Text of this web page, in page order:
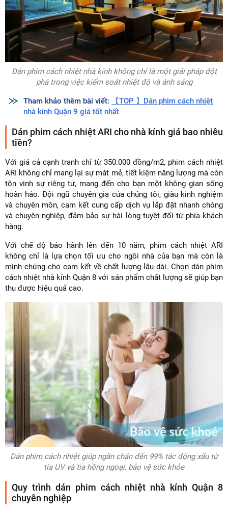
Dán phim cách nhiệt nhà kính không chỉ là một giải pháp đột
phá trong việc kiểm soát nhiệt độ và ánh sáng
Tham khảo thêm bài viết:
【TOP 】Dán phim cách nhiệt
nhà kính Quận 9 giá tốt nhất
Dán phim cách nhiệt ARI cho nhà kính giá bao nhiêu
tiền?
Với giá cả cạnh tranh chỉ từ 350.000 đồng/m2, phim cách nhiệt
ARI không chỉ mang lại sự mát mẻ, tiết kiệm năng lượng mà còn
tôn vinh sự riêng tư, mang đến cho bạn một không gian sống
hoàn hảo. Đội ngũ chuyên gia của chúng tôi, giàu kinh nghiệm
và chuyên môn, cam kết cung cấp dịch vụ lắp đặt nhanh chóng
và chuyên nghiệp, đảm bảo sự hài lòng tuyệt đối từ phía khách
hàng.
Với chế độ bảo hành lên đến 10 năm, phim cách nhiệt ARI
không chỉ là lựa chọn tối ưu cho ngôi nhà của bạn mà còn là
minh chứng cho cam kết về chất lượng lâu dài. Chọn dán phim
cách nhiệt nhà kính Quận 8 với sản phẩm chất lượng sẽ giúp bạn
thu được hiệu quả cao.
Dán phim cách nhiệt giúp ngăn chặn đến 99% tác động xấu từ
tia UV và tia hồng ngoại, bảo vệ sức khỏe
Quy trình dán phim cách nhiệt nhà kính Quận 8
chuyên nghiệp